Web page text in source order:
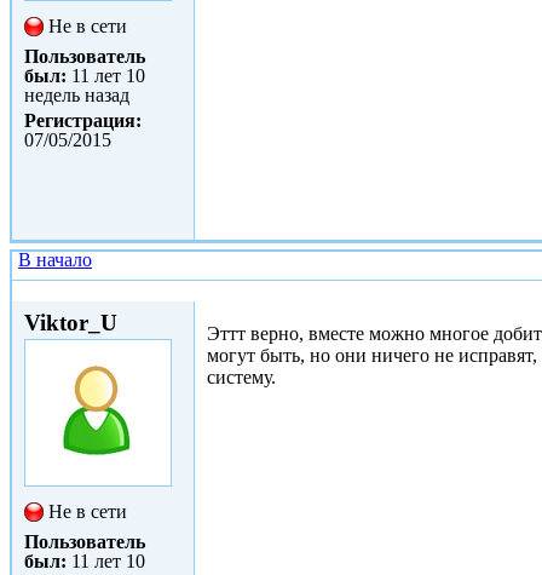
Не в сети
Пользователь
был: 11 лет 10
недель назад
Регистрация:
07/05/2015
В начало
Viktor_U
Не в сети
Пользователь
был: 11 лет 10
Эттт верно, вместе можно многое
могут быть, но они ничего не
систему.